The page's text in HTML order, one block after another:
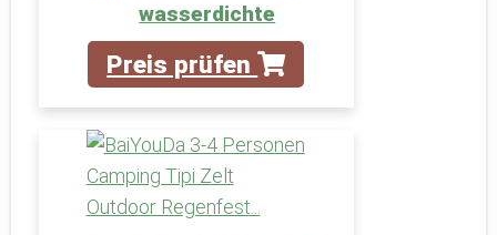
wasserdichte
Preis prüfen